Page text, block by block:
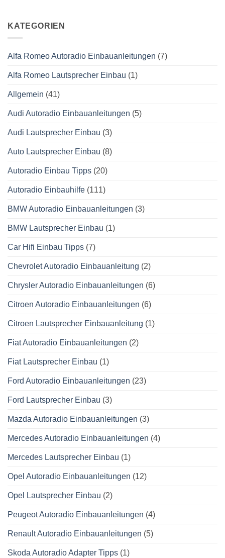
KATEGORIEN
Alfa Romeo Autoradio Einbauanleitungen (7)
Alfa Romeo Lautsprecher Einbau (1)
Allgemein (41)
Audi Autoradio Einbauanleitungen (5)
Audi Lautsprecher Einbau (3)
Auto Lautsprecher Einbau (8)
Autoradio Einbau Tipps (20)
Autoradio Einbauhilfe (111)
BMW Autoradio Einbauanleitungen (3)
BMW Lautsprecher Einbau (1)
Car Hifi Einbau Tipps (7)
Chevrolet Autoradio Einbauanleitung (2)
Chrysler Autoradio Einbauanleitungen (6)
Citroen Autoradio Einbauanleitungen (6)
Citroen Lautsprecher Einbauanleitung (1)
Fiat Autoradio Einbauanleitungen (2)
Fiat Lautsprecher Einbau (1)
Ford Autoradio Einbauanleitungen (23)
Ford Lautsprecher Einbau (3)
Mazda Autoradio Einbauanleitungen (3)
Mercedes Autoradio Einbauanleitungen (4)
Mercedes Lautsprecher Einbau (1)
Opel Autoradio Einbauanleitungen (12)
Opel Lautsprecher Einbau (2)
Peugeot Autoradio Einbauanleitungen (4)
Renault Autoradio Einbauanleitungen (5)
Skoda Autoradio Adapter Tipps (1)